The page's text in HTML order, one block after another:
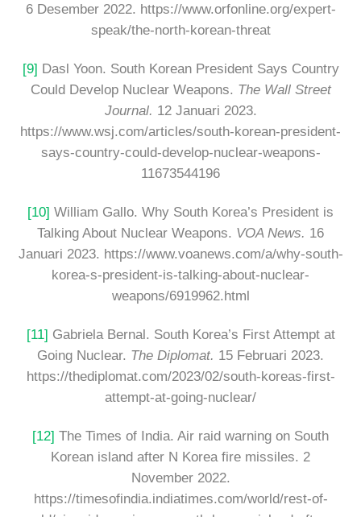
6 Desember 2022. https://www.orfonline.org/expert-
speak/the-north-korean-threat
[9] Dasl Yoon. South Korean President Says Country
Could Develop Nuclear Weapons. The Wall Street
Journal. 12 Januari 2023.
https://www.wsj.com/articles/south-korean-president-
says-country-could-develop-nuclear-weapons-
11673544196
[10] William Gallo. Why South Korea’s President is
Talking About Nuclear Weapons. VOA News. 16
Januari 2023. https://www.voanews.com/a/why-south-
korea-s-president-is-talking-about-nuclear-
weapons/6919962.html
[11] Gabriela Bernal. South Korea’s First Attempt at
Going Nuclear. The Diplomat. 15 Februari 2023.
https://thediplomat.com/2023/02/south-koreas-first-
attempt-at-going-nuclear/
[12] The Times of India. Air raid warning on South
Korean island after N Korea fire missiles. 2
November 2022.
https://timesofindia.indiatimes.com/world/rest-of-